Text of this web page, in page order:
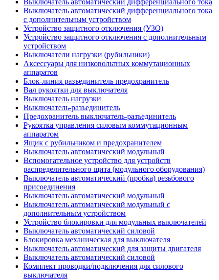
Выключатель автоматический дифференциального тока
с дополнительным устройством
Устройство защитного отключения (УЗО)
Устройство защитного отключения с дополнительным
устройством
Выключатели нагрузки (рубильники)
Аксессуары для низковольтных коммутационных
аппаратов
Блок-линия разъединитель предохранитель
Вал рукоятки для выключателя
Выключатель нагрузки
Выключатель-разъединитель
Предохранитель выключатель-разъединитель
Рукоятка управления силовым коммутационным
аппаратом
Ящик с рубильником и предохранителем
Выключатель автоматический модульный
Вспомогательное устройство для устройств
распределительного щита (модульного оборудования)
Выключатель автоматический (пробка) резьбового
присоединения
Выключатель автоматический модульный
Выключатель автоматический модульный с
дополнительным устройством
Устройство блокировки для модульных выключателей
Выключатель автоматический силовой
Блокировка механическая для выключателя
Выключатель автоматический для защиты двигателя
Выключатель автоматический силовой
Комплект проводки/подключения для силового
выключателя